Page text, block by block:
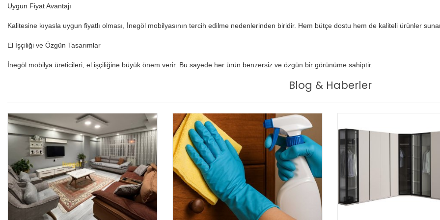
Uygun Fiyat Avantajı
Kalitesine kıyasla uygun fiyatlı olması, İnegöl mobilyasının tercih edilme nedenlerinden biridir. Hem bütçe dostu hem de kaliteli ürünler
El İşçiliği ve Özgün Tasarımlar
İnegöl mobilya üreticileri, el işçiliğine büyük önem verir. Bu sayede her ürün benzersiz ve özgün bir görünüme sahiptir.
Blog & Haberler